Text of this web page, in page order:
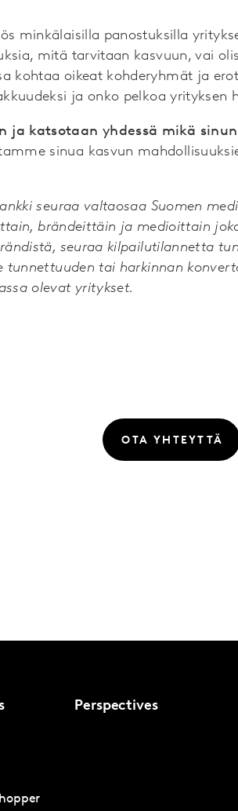
minkälaisilla panostuksilla
mitä tarvitaan kasvuun, vai
kohtaa oikeat kohderyhmät ja
ja onko pelkoa yrityksen
ja katsotaan yhdessä mikä
sinua kasvun
seuraa valtaosaa Suomen
brändeittäin ja medioittain
seuraa kilpailutilannetta
tunnettuuden tai harkinnan
olevat yritykset.
OTA YHTEYTTÄ
Perspectives